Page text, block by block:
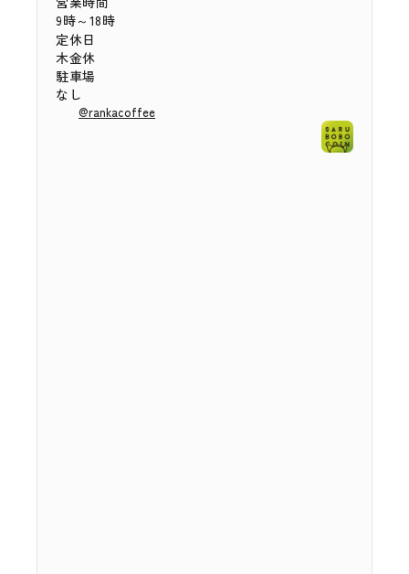
9時～18時
定休日
木金休
駐車場
なし
@rankacoffee